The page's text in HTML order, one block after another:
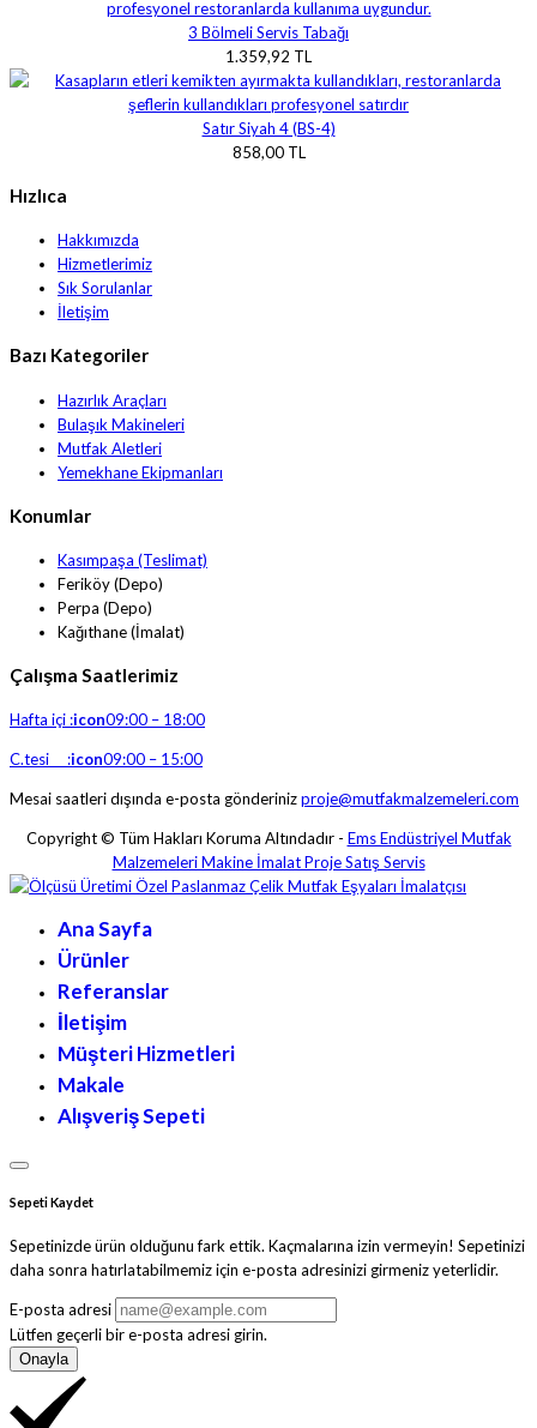
3 Bölmeli Servis Tabağı
1.359,92 TL
Satır Siyah 4 (BS-4)
858,00 TL
Hızlıca
Hakkımızda
Hizmetlerimiz
Sık Sorulanlar
İletişim
Bazı Kategoriler
Hazırlık Araçları
Bulaşık Makineleri
Mutfak Aletleri
Yemekhane Ekipmanları
Konumlar
Kasımpaşa (Teslimat)
Feriköy (Depo)
Perpa (Depo)
Kağıthane (İmalat)
Çalışma Saatlerimiz
Hafta içi :icon09:00 – 18:00
C.tesi :icon09:00 – 15:00
Mesai saatleri dışında e-posta gönderinizproje@mutfakmalzemeleri.com
Copyright © Tüm Hakları Koruma Altındadır - Ems Endüstriyel Mutfak
Malzemeleri Makine İmalat Proje Satış Servis
Ana Sayfa
Ürünler
Referanslar
İletişim
Müşteri Hizmetleri
Makale
Alışveriş Sepeti
Sepeti Kaydet
Sepetinizde ürün olduğunu fark ettik. Kaçmalarına izin vermeyin! Sepetinizi
daha sonra hatırlatabilmemiz için e-posta adresinizi girmeniz yeterlidir.
E-posta adresi
Lütfen geçerli bir e-posta adresi girin.
Onayla